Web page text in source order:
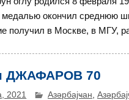
медалью окончил среднюю
получил в Москве, в МГУ,
ДЖАФАРОВ 70
2021 Азәрбајҹан ,